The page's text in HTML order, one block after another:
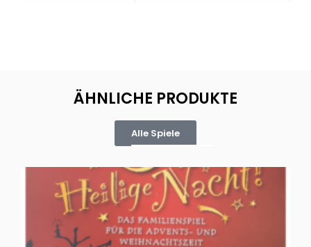
ÄHNLICHE PRODUKTE
Alle Spiele